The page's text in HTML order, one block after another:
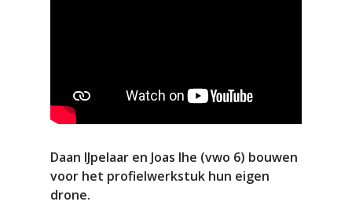
Daan IJpelaar en Joas Ihe (vwo 6) bouwen
voor het profielwerkstuk hun eigen
drone.